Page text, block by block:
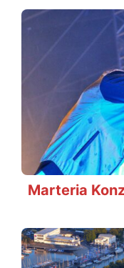
Marteria